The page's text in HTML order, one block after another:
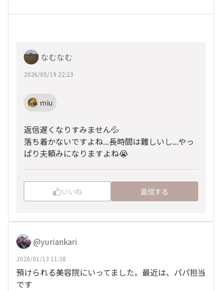
なむなむ
2026/05/19 22:23
miu
返信遅くなりすみません💦
落ち着かないですよね...長時間は難しいし...やっ
ぱり夫頼みになりますよね😭
いいね 返信する
@yuriankari
2026/01/13 11:38
預けられる美容院にいってました。最近は、パパ担当
です